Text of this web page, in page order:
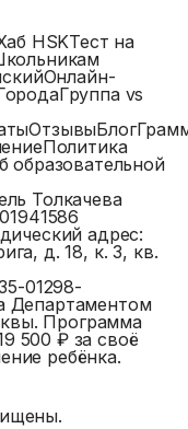
HSKТест на
Онлайн-
Группа vs
ОтзывыБлог
Политика
образовательной
Толкачева
адрес:
д. 18, к. 3, кв.
01298-
Департаментом
. Программа
500 ₽ за своё
ребёнка.